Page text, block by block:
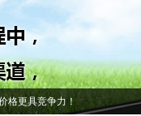
格更具竞争力！